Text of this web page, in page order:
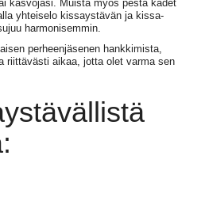
kasvojasi. Muista myös pestä kädet
yhteiselo kissaystävän ja kissa-
harmonisemmin.
perheenjäsenen hankkimista,
riittävästi aikaa, jotta olet varma sen